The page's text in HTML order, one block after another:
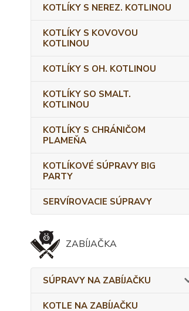
KOTLÍKY S NEREZ. KOTLINOU
KOTLÍKY S KOVOVOU
KOTLINOU
KOTLÍKY S OH. KOTLINOU
KOTLÍKY SO SMALT.
KOTLINOU
KOTLÍKY S CHRÁNIČOM
PLAMEŇA
KOTLÍKOVÉ SÚPRAVY BIG
PARTY
SERVÍROVACIE SÚPRAVY
ZABÍJAČKA
SÚPRAVY NA ZABÍJAČKU
KOTLE NA ZABÍJAČKU